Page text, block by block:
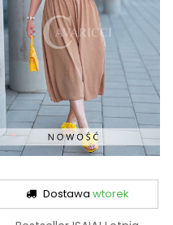
Dostawa wtorek